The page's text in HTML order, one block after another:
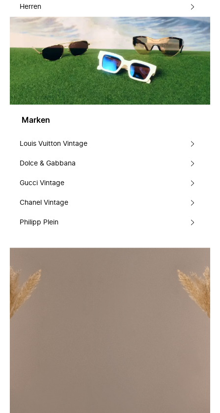
Herren
Marken
Louis Vuitton Vintage
Dolce & Gabbana
Gucci Vintage
Chanel Vintage
Philipp Plein